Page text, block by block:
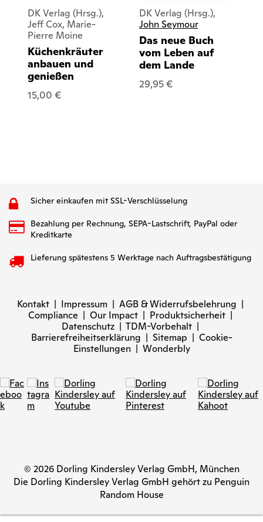
DK Verlag (Hrsg.),
Jeff Cox, Marie-
Pierre Moine
Küchenkräuter
anbauen und
genießen
15,00 €
DK Verlag (Hrsg.),
John Seymour
Das neue Buch
vom Leben auf
dem Lande
29,95 €
Sicher einkaufen mit SSL-Verschlüsselung
Bezahlung per Rechnung, SEPA-Lastschrift, PayPal oder
Kreditkarte
Lieferung spätestens 5 Werktage nach Auftragsbestätigung
Kontakt | Impressum | AGB & Widerrufsbelehrung |
Compliance | Our Impact | Produktsicherheit |
Datenschutz | TDM-Vorbehalt |
Barrierefreiheitserklärung | Sitemap | Cookie-
Einstellungen| Wonderbly
© 2026 Dorling Kindersley Verlag GmbH, München
Die Dorling Kindersley Verlag GmbH gehört zu Penguin
Random House